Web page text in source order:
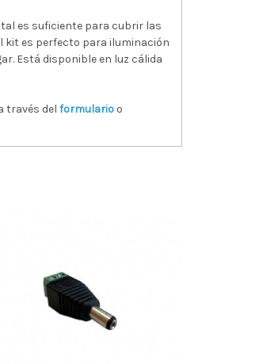
es suficiente para cubrir las
kit es perfecto para iluminación
Está disponible en luz cálida
través del formularioo